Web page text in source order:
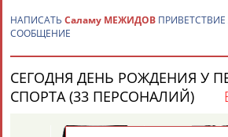
24 персон из 13181
НАПИСАТЬ Саламу МЕЖИДОВ
СООБЩЕНИЕ
СЕГОДНЯ ДЕНЬ РОЖДЕНИЯ У
СПОРТА (33 ПЕРСОНАЛИЙ)